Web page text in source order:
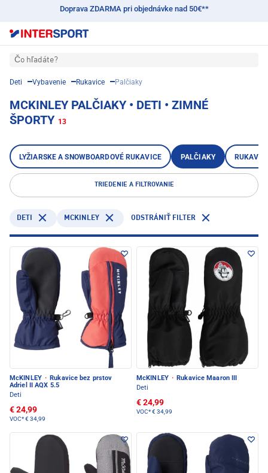
Doprava ZDARMA pri objednávke nad 50€**
Čo hľadáte?
Deti Vybavenie Rukavice Palčiaky
MCKINLEY PALČIAKY • DETI • ZIMNÉ
ŠPORTY 13
LYŽIARSKE A SNOWBOARDOVÉ RUKAVICE PALČIAKY
TRIEDENIE A FILTROVANIE
DETI MCKINLEY ODSTRÁNIŤ FILTER
McKINLEY · Rukavice bez prstov
Adriel II AQX 5.5
Deti
€ 24,99
VOC*€ 34,99
McKINLEY · Rukavice Maaron III
Deti
€ 24,99
VOC*€ 34,99